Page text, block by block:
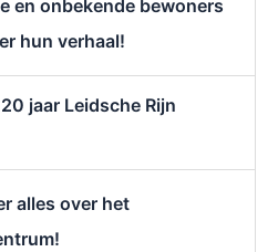
en onbekende bewoners
hun verhaal!
jaar Leidsche Rijn
alles over het